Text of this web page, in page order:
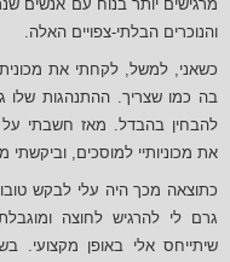
מרגישים יותר בנוח עם אנשים
והנוכרים הבלתי-צפויים האלה.
כשאני, למשל, לקחתי את
בה כמו שצריך. ההתנהגות שלו
להבחין בהבדל. מאז חשבתי על
את מכוניותיי למוסכים, וביקשתי
כתוצאה מכך היה עלי לבקש
גרם לי להרגיש לחוצה
שיתייחס אלי באופן מקצועי.